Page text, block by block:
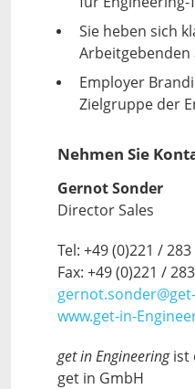
Sie heben sich
Arbeitgebenden
Employer
Zielgruppe der
Nehmen Sie
Gernot Sonder
Director Sales
Tel: +49 (0)221 / 283
Fax: +49 (0)221 /
www.get-in-
get in Engineeringist
get in GmbH